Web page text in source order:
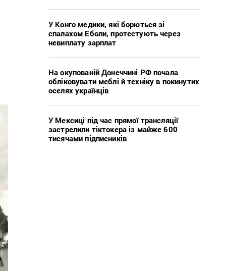
У Конго медики, які борються зі
спалахом Еболи, протестують через
невиплату зарплат
На окупованій Донеччині РФ почала
обліковувати меблі й техніку в покинутих
оселях українців
У Мексиці під час прямої трансляції
застрелили тіктокера із майже 600
тисячами підписників